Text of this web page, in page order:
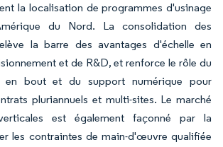
la localisation de programmes d'usinage
du Nord. La consolidation des
la barre des avantages d'échelle en
et de R&D, et renforce le rôle du
bout et du support numérique pour
pluriannuels et multi-sites. Le marché
est également façonné par la
les contraintes de main-d'œuvre qualifiée